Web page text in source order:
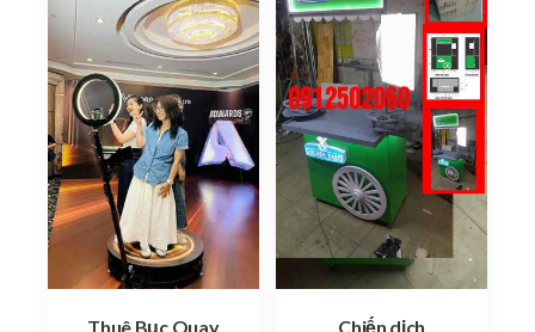
Xe Booth Ban Hang Gap Gon
Sản phẩm tương tự